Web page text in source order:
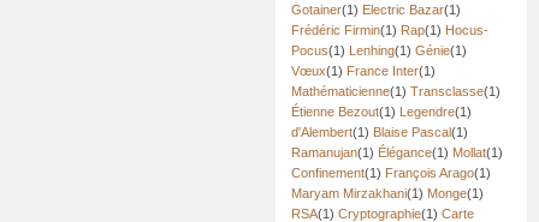
Gotainer(1) Electric Bazar(1)
Frédéric Firmin(1) Rap(1) Hocus-
Pocus(1) Lenhing(1) Génie(1)
Vœux(1) France Inter(1)
Mathématicienne(1) Transclasse(1)
Étienne Bezout(1) Legendre(1)
d'Alembert(1) Blaise Pascal(1)
Ramanujan(1) Élégance(1) Mollat(1)
Confinement(1) François Arago(1)
Maryam Mirzakhani(1) Monge(1)
RSA(1) Cryptographie(1) Carte